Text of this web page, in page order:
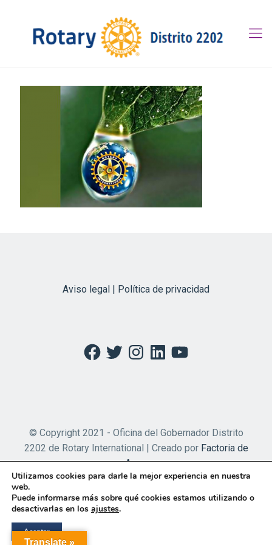
Aviso legal | Política de privacidad
Facebook
TwitterInstagramLinkedInYouTube
© Copyright 2021 - Oficina del Gobernador Distrito
2202 de Rotary International | Creado por Factoria de
Apps
Translate »
Utilizamos cookies para darle la mejor experiencia en nuestra
web.
Puede informarse más sobre qué cookies estamos utilizando o
desactivarlas en los ajustes.
Aceptar